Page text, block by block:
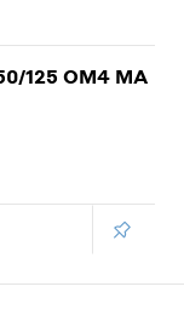
125 OM4 MA